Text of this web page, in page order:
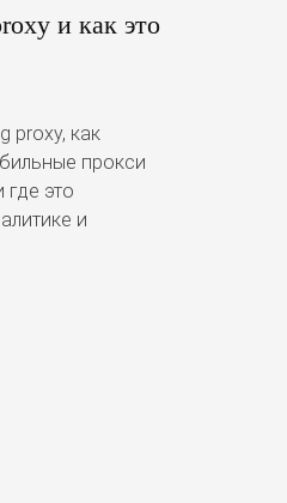
и как это
proxy, как
прокси
где это
и